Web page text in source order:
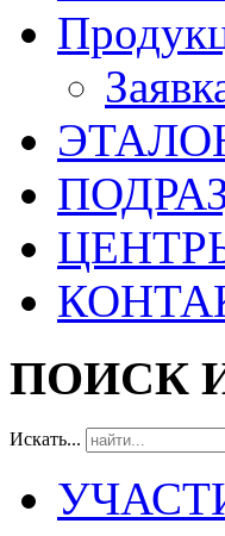
ПОИСК
Искать...